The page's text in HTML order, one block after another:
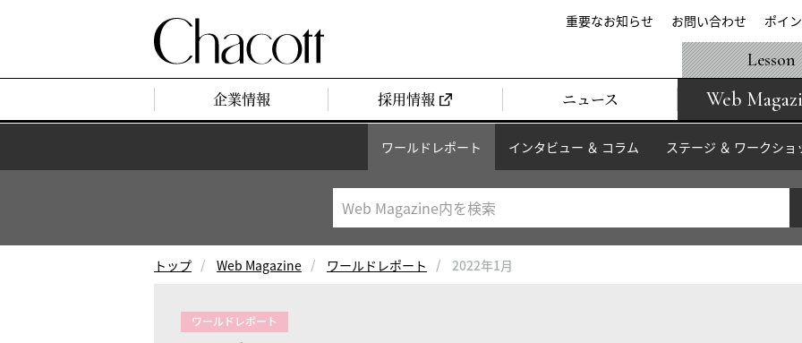
重要なお知らせ お問い合わせ ポイ
企業情報 採用情報 ニュース Web
Lesson
ワールドレポート インタビュー ＆ コラム ステージ ＆ ワークショ
トップ Web Magazine ワールドレポート 2022年1月
ワールドレポート